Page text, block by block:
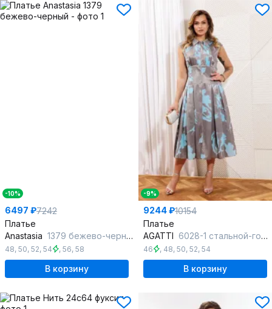
-10%
6497 ₽7242
Платье
Anastasia 1379 бежево-черный
48, 50, 52, 54 , 56, 58
В корзину
-9%
9244 ₽10154
Платье
AGATTI 6028-1 стальной-голубой_принт
46 , 48, 50, 52, 54
В корзину